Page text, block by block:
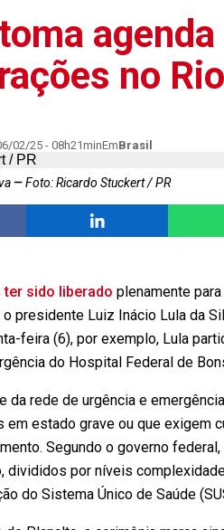
no
02/25 - 08h21minEmBrasil
Foto: Ricardo Stuckert / PR
ter sido liberado plenamente
presidente Luiz Inácio Lula da
feira (6), por exemplo, Lula
do Hospital Federal de
da rede de urgência e
em estado grave ou que exigem
Segundo o governo
divididos por níveis
do Sistema Único de Saúde